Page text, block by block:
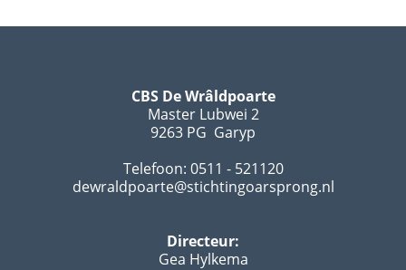
CBS De Wrâldpoarte
Master Lubwei 2
9263 PG Garyp
Telefoon: 0511 - 521120
dewraldpoarte@stichtingoarsprong.nl
Directeur:
Gea Hylkema